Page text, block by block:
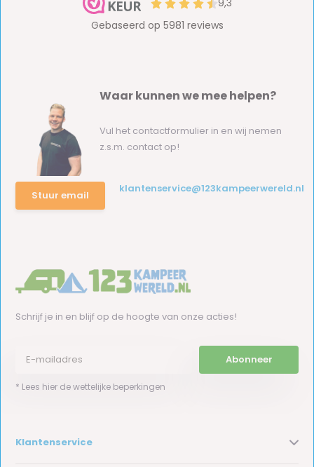
Waar kunnen we mee helpen?
Vul het contactformulier in en wij nemen
z.s.m. contact op!
Stuur email
klantenservice@123kampeerwereld.nl
Schrijf je in en blijf op de hoogte van onze acties!
Abonneer
* Lees hier de wettelijke beperkingen
Klantenservice